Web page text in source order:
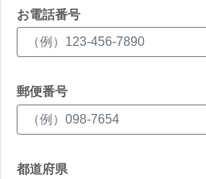
お電話番号
郵便番号
都道府県